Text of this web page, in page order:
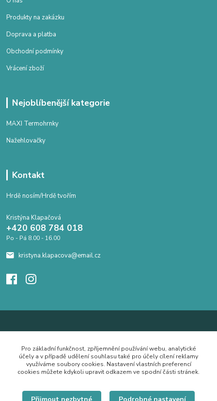
Produkty na zakázku
Doprava a platba
Obchodní podmínky
Vrácení zboží
Nejoblíbenější kategorie
MAXI Termohrnky
Nažehlovačky
Kontakt
Hrdě nosím/Hrdě tvořím
Kristýna Klapačová
+420 608 784 018
Po - Pá 8.00 - 16.00
kristyna.klapacova@email.cz
Pro základní funkčnost, zpříjemnění používání webu, analytické
účely a v případě udělení souhlasu také pro účely cílení reklamy
využíváme soubory cookies. Nastavení vlastních preferencí
cookies můžete kdykoli upravit odkazem ve spodní části stránek.